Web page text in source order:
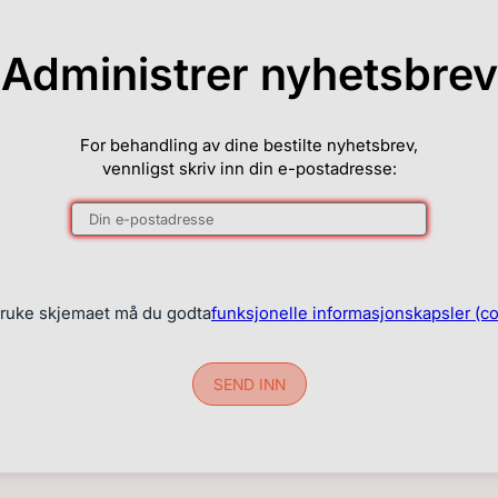
Administrer nyhetsbrev
For behandling av dine bestilte nyhetsbrev,
vennligst skriv inn din e-postadresse:
skjemaet må du godtafunksjonelle informasjonskapsler
SEND INN